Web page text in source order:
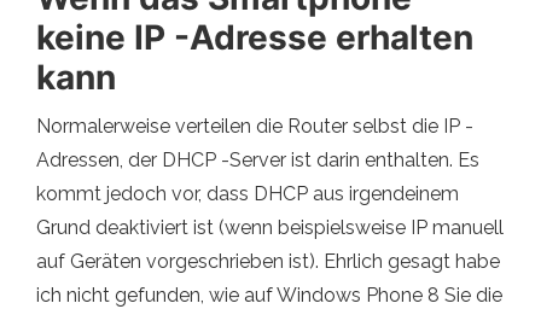
keine IP -Adresse erhalten
kann
Normalerweise verteilen die Router selbst die IP -
Adressen, der DHCP -Server ist darin enthalten. Es
kommt jedoch vor, dass DHCP aus irgendeinem
Grund deaktiviert ist (wenn beispielsweise IP manuell
auf Geräten vorgeschrieben ist). Ehrlich gesagt habe
ich nicht gefunden, wie auf Windows Phone 8 Sie die